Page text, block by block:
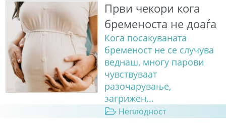
Први чекори кога
бременоста не доаѓа
Кога посакуваната
бременост не се случува
веднаш, многу парови
чувствуваат
разочарување,
загрижен...
Неплодност